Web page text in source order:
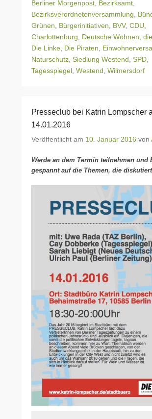
Berliner Morgenpost Bezirksamt
Bezirksverordnetenversammlung
Grünen
Bürgerinitiativen BVV, CDU
Charlottenburg
Deutsche Wohnen
Die Linke Die Piraten
Naturschutz Siedlung Westend SPD
Tagesspiegel Westend Wilmersdorf
Presseclub bei Katrin Lompscher
14.01.2016
Veröffentlicht am 10. Januar 2016 von
Werde an dem Termin teilnehmen und
gespannt auf die Themen, die